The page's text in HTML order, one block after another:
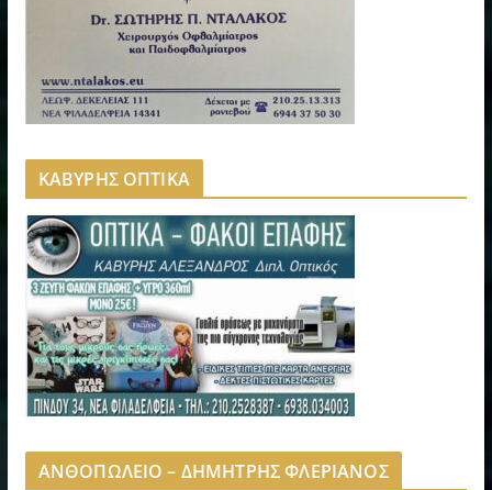
ΚΑΒΥΡΗΣ ΟΠΤΙΚΑ
ΑΝΘΟΠΩΛΕΙΟ – ΔΗΜΗΤΡΗΣ ΦΛΕΡΙΑΝΟΣ